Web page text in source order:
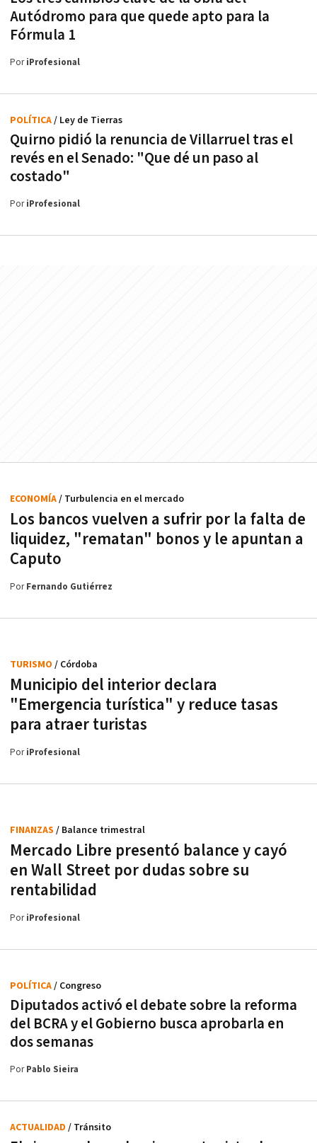
Autódromo para que quede apto para la
Fórmula 1
PoriProfesional
Quirno pidió la renuncia de Villarruel tras el
revés en el Senado: "Que dé un paso al
costado"
POLÍTICA/ Ley de Tierras
PoriProfesional
Los bancos vuelven a sufrir por la falta de
liquidez, "rematan" bonos y le apuntan a
Caputo
ECONOMÍA/ Turbulencia en el mercado
PorFernando Gutiérrez
Municipio del interior declara
"Emergencia turística" y reduce tasas
para atraer turistas
TURISMO / Córdoba
PoriProfesional
Mercado Libre presentó balance y cayó
en Wall Street por dudas sobre su
rentabilidad
FINANZAS / Balance trimestral
PoriProfesional
Diputados activó el debate sobre la reforma
del BCRA y el Gobierno busca aprobarla en
dos semanas
POLÍTICA/ Congreso
PorPablo Sieira
ACTUALIDAD / Tránsito